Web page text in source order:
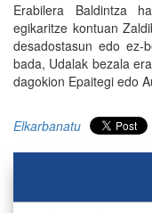
Erabilera Baldintza
egikaritze kontuan
desadostasun edo ez-
bada, Udalak bezala
dagokion Epaitegi edo
Elkarbanatu